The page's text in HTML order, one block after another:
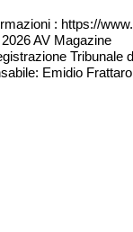
: https://
AV Magazine
Tribunale
Emidio